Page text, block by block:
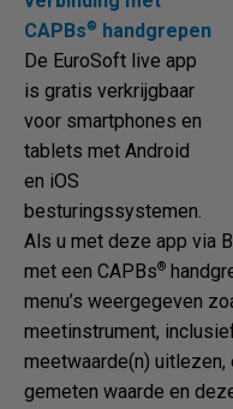
CAPBs® handgrepen
De EuroSoft live app
is gratis verkrijgbaar
voor smartphones en
tablets met Android
en iOS
besturingssystemen.
Als u met deze app via
met een CAPBs®
menu’s weergegeven
meetinstrument,
meetwaarde(n) uitlezen,
gemeten waarde en